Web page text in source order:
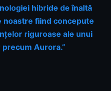
hibride de înaltă
fiind concepute
riguroase ale unui
Aurora.”